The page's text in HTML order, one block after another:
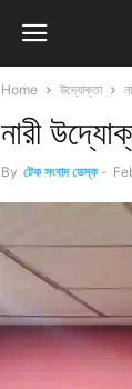
Home উদ্যোক্তা
নারী
By টেক সংবাদ ডেস্ক -